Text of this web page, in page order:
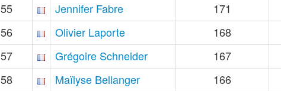
55
Jennifer Fabre
171
56
Olivier Laporte
168
57
Grégoire Schneider
167
58
Maïlyse Bellanger
166